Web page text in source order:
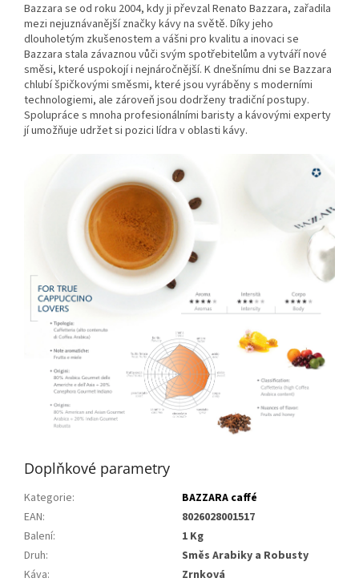
Bazzara se od roku 2004, kdy ji převzal Renato Bazzara, zařadila
mezi nejuznávanější značky kávy na světě. Díky jeho
dlouholetým zkušenostem a vášni pro kvalitu a inovaci se
Bazzara stala závaznou vůči svým spotřebitelům a vytváří nové
směsi, které uspokojí i nejnáročnější. K dnešnímu dni se Bazzara
chlubí špičkovými směsmi, které jsou vyráběny s moderními
technologiemi, ale zároveň jsou dodrženy tradiční postupy.
Spolupráce s mnoha profesionálními baristy a kávovými experty
jí umožňuje udržet si pozici lídra v oblasti kávy.
Doplňkové parametry
Kategorie:
BAZZARA caffé
EAN:
8026028001517
Balení:
1 Kg
Druh:
Směs Arabiky a Robusty
Káva: Zrnková